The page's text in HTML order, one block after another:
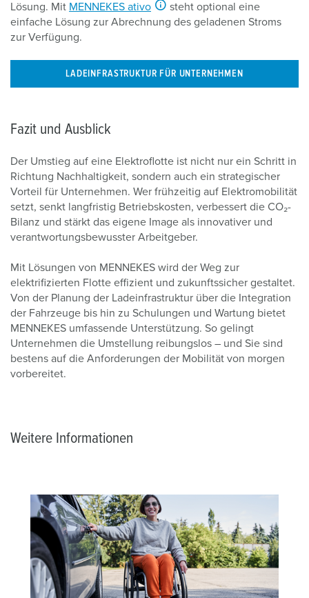
Lösung. Mit MENNEKES ativo
steht optional eine
einfache Lösung zur Abrechnung des geladenen Stroms
zur Verfügung.
LADEINFRASTRUKTUR FÜR UNTERNEHMEN
Fazit und Ausblick
Der Umstieg auf eine Elektroflotte ist nicht nur ein Schritt in
Richtung Nachhaltigkeit, sondern auch ein strategischer
Vorteil für Unternehmen. Wer frühzeitig auf Elektromobilität
setzt, senkt langfristig Betriebskosten, verbessert die CO₂-
Bilanz und stärkt das eigene Image als innovativer und
verantwortungsbewusster Arbeitgeber.
Mit Lösungen von MENNEKES wird der Weg zur
elektrifizierten Flotte effizient und zukunftssicher gestaltet.
Von der Planung der Ladeinfrastruktur über die Integration
der Fahrzeuge bis hin zu Schulungen und Wartung bietet
MENNEKES umfassende Unterstützung. So gelingt
Unternehmen die Umstellung reibungslos – und Sie sind
bestens auf die Anforderungen der Mobilität von morgen
vorbereitet.
Weitere Informationen